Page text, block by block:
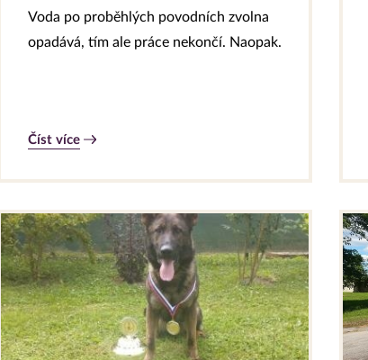
Voda po proběhlých povodních zvolna
opadává, tím ale práce nekončí. Naopak.
Číst více